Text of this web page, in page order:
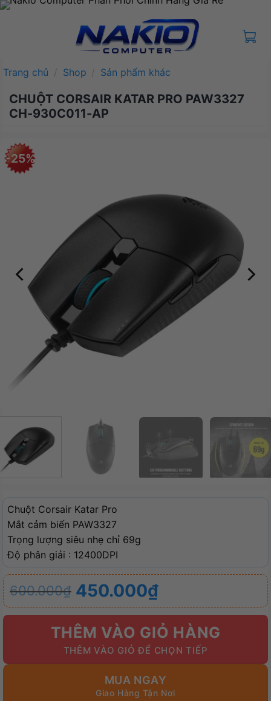
Bỏ
Trang chủ / Shop / Sản phẩm khác
CHUỘT CORSAIR KATAR PRO PAW3327
CH-930C011-AP
-25%
Chuột Corsair Katar Pro
Mắt cảm biến PAW3327
Trọng lượng siêu nhẹ chỉ 69g
Độ phân giải : 12400DPI
600.000₫
Giá
gốc
600.000₫.
450.000₫
Giá
hiện
450.000₫.
THÊM VÀO GIỎ HÀNG
MUA NGAY